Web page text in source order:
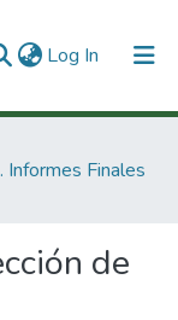
Log In (current)
Informes Finales
de